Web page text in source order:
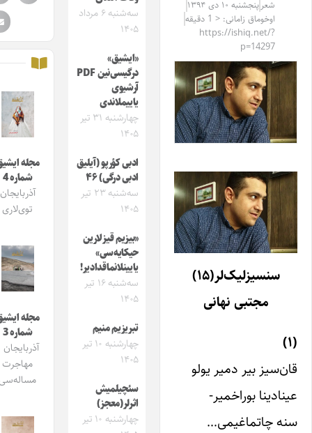
پنجشنبه ۱۰ دی ۱۳۹۴
اوخوماق زامانی: < 1 دقیقه
https://ishiq.net/?
p=14297
سنسیزلیک‌لر(۱۵)
مجتبی نهانی
بیر دمیر یولو
بوراخمیر-
چاتماغیمی…
سه‌شنبه ۶ مرداد
«ایشیق»
درگیسی‌نین PDF
آرشیوی
یاییملاندی
چهارشنبه ۳۱ تیر
ادبی کؤرپو (آیلیق
ادبی درگی) ۴۶
سه‌شنبه ۲۳ تیر
«بیزیم قیزلارین
حیکایه‌سی»
یایینلانماقدادیر!
سه‌شنبه ۱۶ تیر
تبریزیم منیم
چهارشنبه ۱۰ تیر
سئچیلمیش
اثرلر(معجز)
چهارشنبه ۱۰ تیر
مجله ایشیق
شماره 4
آذربایجان
توی‌لاری
مجله ایشیق
شماره 3
آذربایجان و
مهاجرت
مساله‌سی